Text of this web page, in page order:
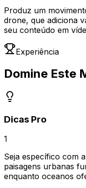
Produz um
drone, que adiciona
seu conteúdo em
Experiência
Domine Este
Dicas Pro
1
Seja específico com
paisagens urbanas
enquanto oceanos